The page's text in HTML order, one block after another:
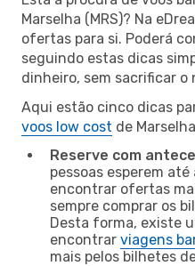
Marselha (MRS)? Na
ofertas para si. Poderá
seguindo estas dicas
dinheiro, sem sacrificar
Aqui estão cinco dicas
voos low cost de
Reserve com
pessoas esperem
encontrar ofertas
sempre comprar os
Desta forma, existe
encontrar viagens
mais pelos bilhetes